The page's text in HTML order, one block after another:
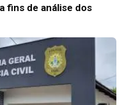
fins de análise dos